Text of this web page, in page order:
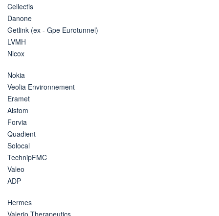
Cellectis
Danone
Getlink (ex - Gpe Eurotunnel)
LVMH
Nicox
Nokia
Veolia Environnement
Eramet
Alstom
Forvia
Quadient
Solocal
TechnipFMC
Valeo
ADP
Hermes
Valerio Therapeutics